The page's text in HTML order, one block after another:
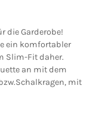
die Garderobe!
ein komfortabler
Slim-Fit daher.
an mit dem
mit